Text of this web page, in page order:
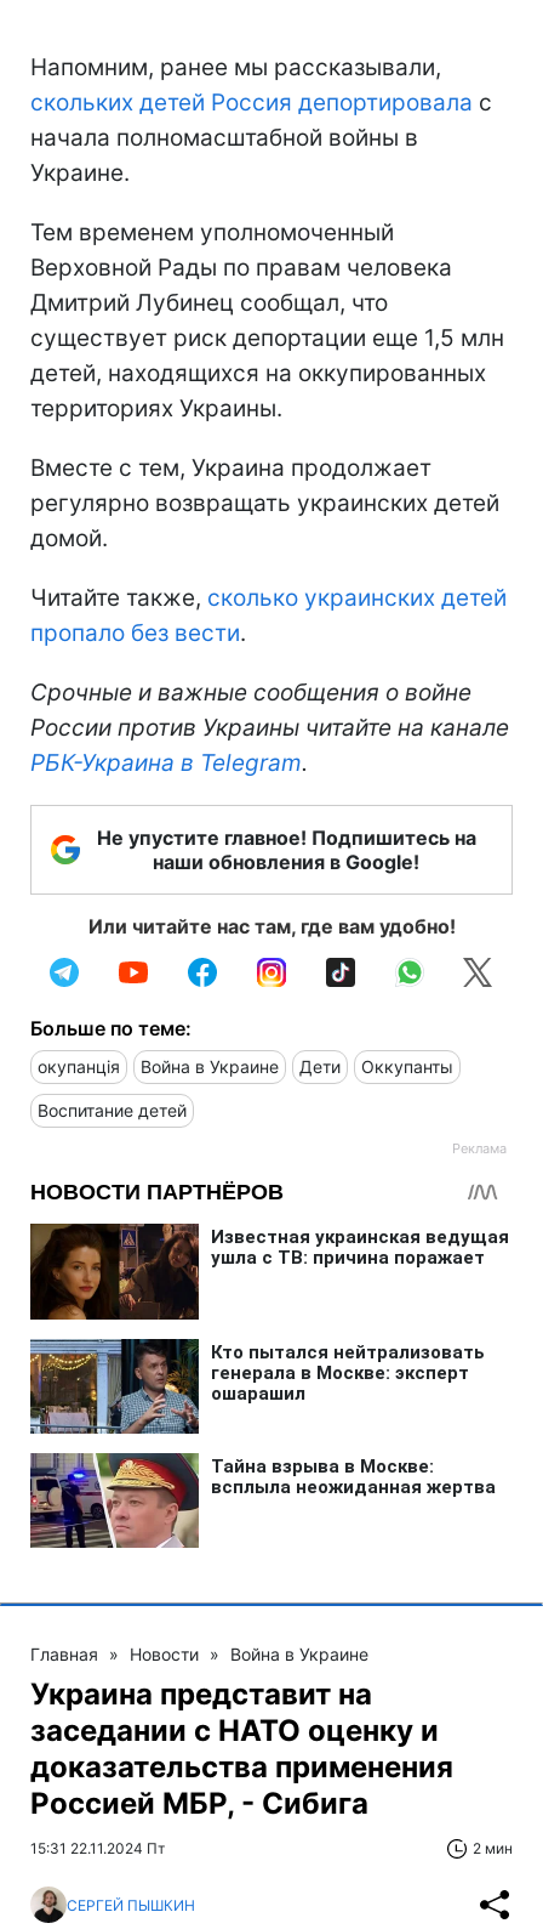
Напомним, ранее мы рассказывали,
скольких детей Россия депортировала с
начала полномасштабной войны в
Украине.
Тем временем уполномоченный
Верховной Рады по правам человека
Дмитрий Лубинец сообщал, что
существует риск депортации еще 1,5 млн
детей, находящихся на оккупированных
территориях Украины.
Вместе с тем, Украина продолжает
регулярно возвращать украинских детей
домой.
Читайте также, сколько украинских детей
пропало без вести.
Срочные и важные сообщения о войне
России против Украины читайте на канале
РБК-Украина в Telegram.
Не упустите главное! Подпишитесь на
наши обновления в Google!
Или читайте нас там, где вам удобно!
Больше по теме:
окупанція Война в Украине Дети Оккупанты
Воспитание детей
Главная » Новости » Война в Украине
Украина представит на
заседании с НАТО оценку и
доказательства применения
Россией МБР, - Сибига
15:31 22.11.2024 Пт 2 мин
СЕРГЕЙ ПЫШКИН